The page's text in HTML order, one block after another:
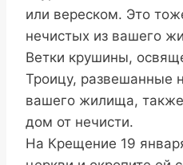
или вереском. Это
нечистых из вашего
Ветки крушины,
Троицу, развешанные
вашего жилища,
дом от нечисти.
На Крещение 19